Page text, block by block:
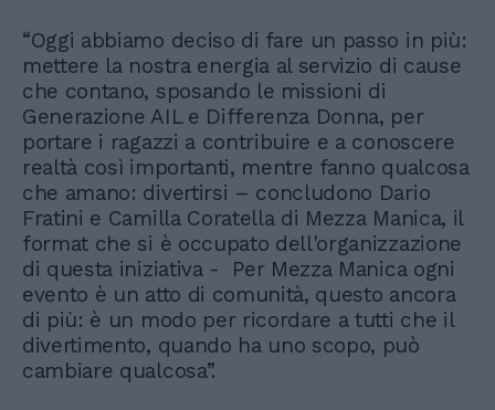
“Oggi abbiamo deciso di fare un passo in più:
mettere la nostra energia al servizio di cause
che contano, sposando le missioni di
Generazione AIL e Differenza Donna, per
portare i ragazzi a contribuire e a conoscere
realtà così importanti, mentre fanno qualcosa
che amano: divertirsi – concludono Dario
Fratini e Camilla Coratella di Mezza Manica, il
format che si è occupato dell'organizzazione
di questa iniziativa - Per Mezza Manica ogni
evento è un atto di comunità, questo ancora
di più: è un modo per ricordare a tutti che il
divertimento, quando ha uno scopo, può
cambiare qualcosa”.